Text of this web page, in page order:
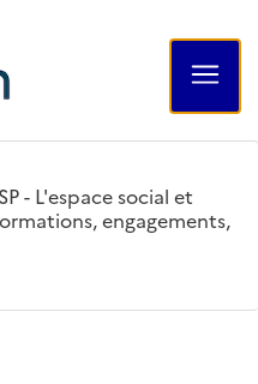
- L'espace social et
engagements,